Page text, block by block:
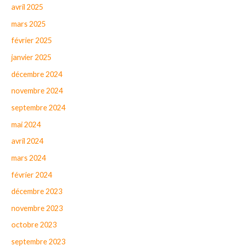
avril 2025
mars 2025
février 2025
janvier 2025
décembre 2024
novembre 2024
septembre 2024
mai 2024
avril 2024
mars 2024
février 2024
décembre 2023
novembre 2023
octobre 2023
septembre 2023